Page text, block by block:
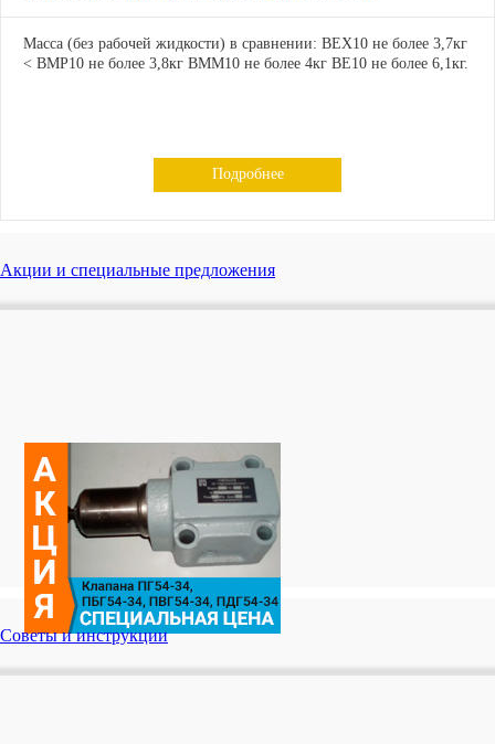
Масса (без рабочей жидкости) в сравнении: ВЕХ10 не более 3,7кг
< ВМР10 не более 3,8кг ВММ10 не более 4кг ВЕ10 не более 6,1кг.
Подробнее
Акции и специальные предложения
Советы и инструкции